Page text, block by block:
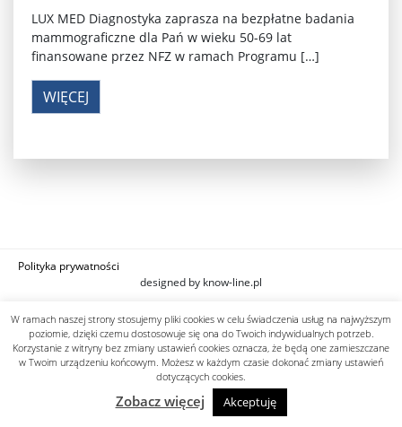
LUX MED Diagnostyka zaprasza na bezpłatne badania
mammograficzne dla Pań w wieku 50-69 lat
finansowane przez NFZ w ramach Programu […]
WIĘCEJ
Polityka prywatności
designed by know-line.pl
W ramach naszej strony stosujemy pliki cookies w celu świadczenia usług na najwyższym
poziomie, dzięki czemu dostosowuje się ona do Twoich indywidualnych potrzeb.
Korzystanie z witryny bez zmiany ustawień cookies oznacza, że będą one zamieszczane
w Twoim urządzeniu końcowym. Możesz w każdym czasie dokonać zmiany ustawień
dotyczących cookies.
Zobacz więcej Akceptuję